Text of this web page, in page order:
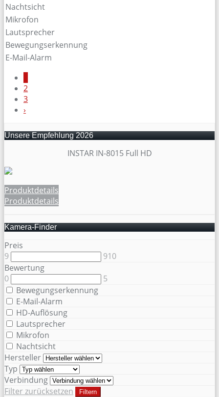
Nachtsicht
Mikrofon
Lautsprecher
Bewegungserkennung
E-Mail-Alarm
2
3
›
Unsere Empfehlung 2026
INSTAR IN-8015 Full HD
Produktdetails
Produktdetails
Kamera-Finder
Preis
9
910
Bewertung
0
5
Bewegungserkennung
E-Mail-Alarm
HD-Auflösung
Lautsprecher
Mikrofon
Nachtsicht
Hersteller
Typ
Verbindung
Filter zurücksetzen
Filtern